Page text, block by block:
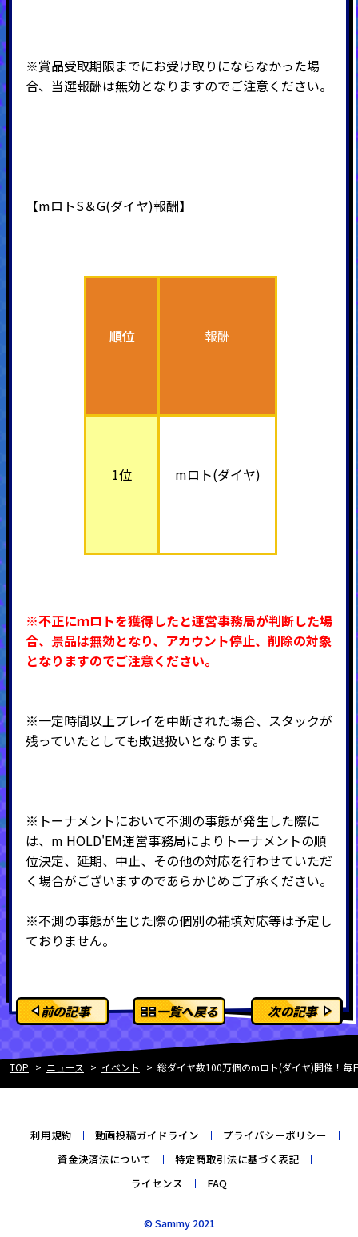
※賞品受取期限までにお受け取りにならなかった場
合、当選報酬は無効となりますのでご注意ください。
【mロトS＆G(ダイヤ)報酬】
順位 報酬
1位 mロト(ダイヤ)
※不正にｍロトを獲得したと運営事務局が判断した場
合、景品は無効となり、アカウント停止、削除の対象
となりますのでご注意ください。
※一定時間以上プレイを中断された場合、スタックが
残っていたとしても敗退扱いとなります。
※トーナメントにおいて不測の事態が発生した際に
は、m HOLD'EM運営事務局によりトーナメントの順
位決定、延期、中止、その他の対応を行わせていただ
く場合がございますのであらかじめご了承ください。
※不測の事態が生じた際の個別の補填対応等は予定し
ておりません。
前の記事 一覧へ戻る 次の記事
TOP ニュース イベント 総ダイヤ数100万個のmロト(ダイヤ)開催！毎
© Sammy 2021
利用規約 動画投稿ガイドライン
プライバシーポリシー
資金決済法について
特定商取引法に基づく表記
ライセンス
FAQ